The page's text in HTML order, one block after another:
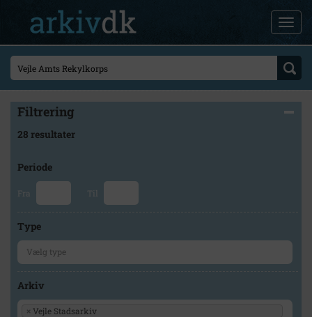
Filtrering
28 resultater
Periode
Fra Til
Type
Arkiv
× Vejle Stadsarkiv